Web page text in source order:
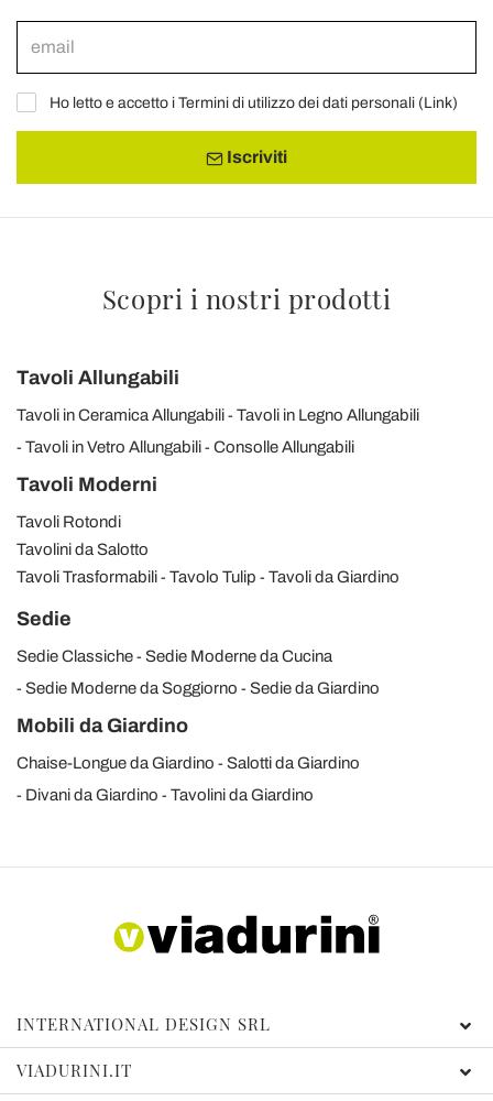
Ho letto e accetto i Termini di utilizzo dei dati personali (Link)
Iscriviti
Scopri i nostri prodotti
Tavoli Allungabili
Tavoli in Ceramica Allungabili
Tavoli in Legno Allungabili
Tavoli in Vetro Allungabili
Consolle Allungabili
Tavoli Moderni
Tavoli Rotondi
Tavolini da Salotto
Tavoli Trasformabili
Tavolo Tulip Tavoli da Giardino
Sedie
Sedie Classiche
Sedie Moderne da Cucina
Sedie Moderne da Soggiorno
Sedie da Giardino
Mobili da Giardino
Chaise-Longue da Giardino
Salotti da Giardino
Divani da Giardino
Tavolini da Giardino
INTERNATIONAL DESIGN SRL
VIADURINI.IT